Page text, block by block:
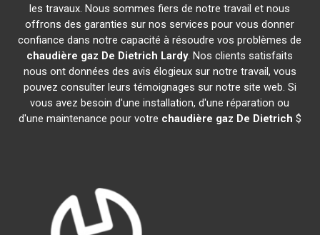
les travaux. Nous sommes fiers de notre travail et nous
offrons des garanties sur nos services pour vous donner
confiance dans notre capacité à résoudre vos problèmes de
chaudière gaz De Dietrich Lardy. Nos clients satisfaits
nous ont données des avis élogieux sur notre travail, vous
pouvez consulter leurs témoignages sur notre site web. Si
vous avez besoin d'une installation, d'une réparation ou
d'une maintenance pour votre chaudière gaz De Dietrich $